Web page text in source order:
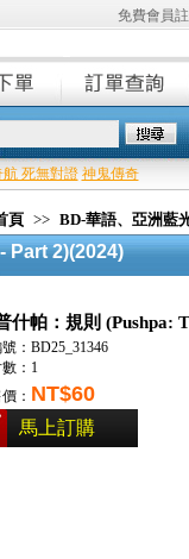
免費會員
航 死無對證 神鬼傳奇
頁 >> BD-華語、亞洲藍
Part 2)(2024)
什帕：規則 (Pushpa:
：BD25_31346
：1
： NT$60
馬上訂購